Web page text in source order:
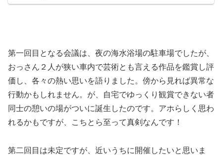
第一回目となる会議は、夜の海水浴場の駐車場でしたが、
おっさん２人が狭い車内で芸術とも言える作品を鑑賞し評
価し、各々の熱い思いを語りました。傍から見れば異常な
行動かもしれません。が、自宅でゆっくり観賞できない者
同士の憩いの場がついに誕生したのです。アホらしく思わ
れるかもですが、こちとら至って真剣なんです！
第二回目は未定ですが、近いうちに開催したいと思いま